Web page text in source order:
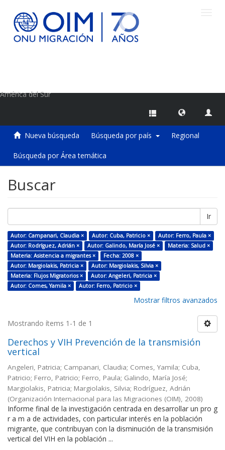
América del Sur
Nueva búsqueda Búsqueda por país Regional
Búsqueda por Área temática
Buscar
Ir
Autor: Campanari, Claudia × Autor: Cuba, Patricio ×
Autor: Ferro, Paula ×
Autor: Rodríguez, Adrián ×
Autor: Galindo, María José ×
Materia: Salud ×
Materia: Asistencia a migrantes ×
Fecha: 2008 ×
Autor: Margiolakis, Patricia ×
Autor: Margiolakis, Silvia ×
Materia: Flujos Migratorios ×
Autor: Angeleri, Patricia ×
Autor: Comes, Yamila ×
Autor: Ferro, Patricio ×
Mostrar filtros avanzados
Mostrando ítems 1-1 de 1
Derechos y VIH Prevención de la transmisión
vertical
Angeleri, Patricia; Campanari, Claudia; Comes, Yamila; Cuba,
Patricio; Ferro, Patricio; Ferro, Paula; Galindo, María José;
Margiolakis, Patricia; Margiolakis, Silvia; Rodríguez, Adrián
(Organización Internacional para las Migraciones (OIM), 2008)
Informe final de la investigación centrada en desarrollar un pro g
r a m a de actividades, con particular interés en la población
migrante, que contribuyan con la disminución de la transmisión
vertical del VIH en la población ...